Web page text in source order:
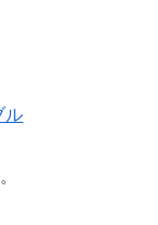
ル